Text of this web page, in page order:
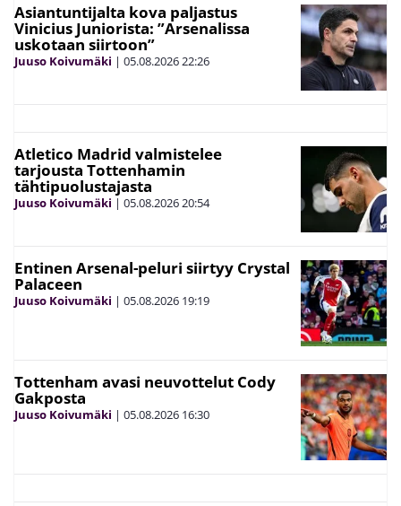
Asiantuntijalta kova paljastus
Vinicius Juniorista: ”Arsenalissa
uskotaan siirtoon”
Juuso Koivumäki | 05.08.202622:26
Atletico Madrid valmistelee
tarjousta Tottenhamin
tähtipuolustajasta
Juuso Koivumäki | 05.08.202620:54
Entinen Arsenal-peluri siirtyy Crystal
Palaceen
Juuso Koivumäki | 05.08.2026 19:19
Tottenham avasi neuvottelut Cody
Gakposta
Juuso Koivumäki | 05.08.2026 16:30